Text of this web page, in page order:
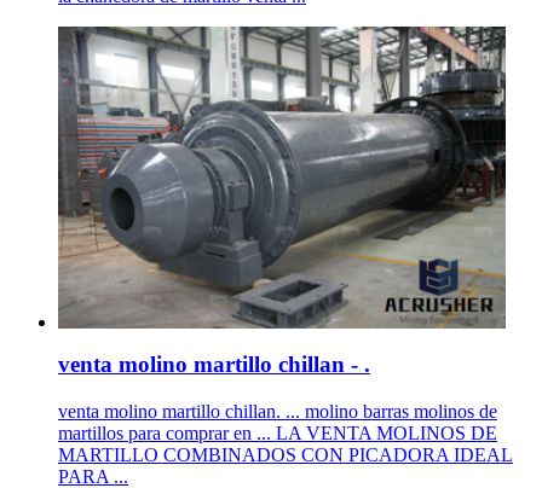
venta molino martillo chillan - .
venta molino martillo chillan. ... molino barras molinos de
martillos para comprar en ... LA VENTA MOLINOS DE
MARTILLO COMBINADOS CON PICADORA IDEAL
PARA ...